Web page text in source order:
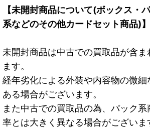
【未開封商品について(ボックス・
系などのその他カードセット商品)】
未開封商品は中古での買取品が含
ます。
経年劣化による外装や内容物の微
ある場合がございます。
また中古での買取品の為、パック系
率とは大きく異なる場合がございま